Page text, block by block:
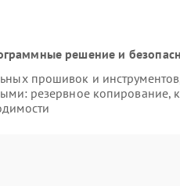
решение и
прошивок и
резервное копирование,